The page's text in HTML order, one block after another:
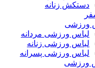
دستکش زنانه
ورزشی
لباس ورزشی مردانه
لباس ورزشی زنانه
لباس ورزشی پسرانه
ورزشی